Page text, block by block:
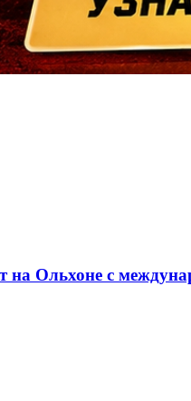
Ольхоне с